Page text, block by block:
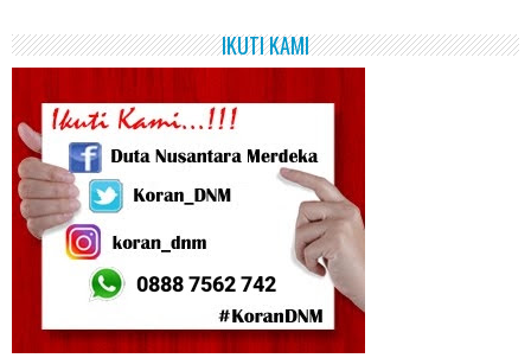
IKUTI KAMI